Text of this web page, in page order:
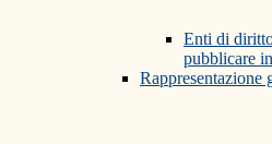
Enti di
pubblicare
Rappresentazione